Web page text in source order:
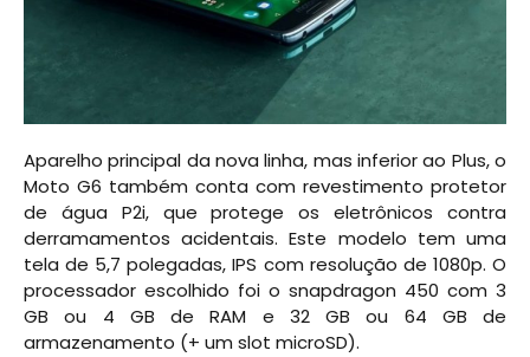
Aparelho principal da nova linha, mas inferior ao Plus, o
Moto G6 também conta com revestimento protetor
de água P2i, que protege os eletrônicos contra
derramamentos acidentais. Este modelo tem uma
tela de 5,7 polegadas, IPS com resolução de 1080p. O
processador escolhido foi o snapdragon 450 com 3
GB ou 4 GB de RAM e 32 GB ou 64 GB de
armazenamento (+ um slot microSD).